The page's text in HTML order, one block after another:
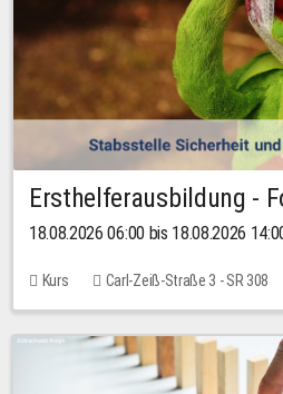
Ersthelferausbildung -
18.08.2026 06:00 bis 18.08.2026
Kurs Carl-Zeiß-Straße 3 - SR 308